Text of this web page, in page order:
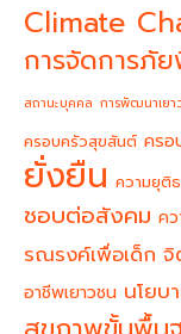
Climate
การจัดการภั
สถานะบุคคล การพัฒนาเยา
ครอบครัวสุขสันต์ ครอ
ยั่งยืน ความยุติ
ชอบต่อสังคม ค
รณรงค์เพื่อเด็ก จิ
อาชีพเยาวชน นโยบ